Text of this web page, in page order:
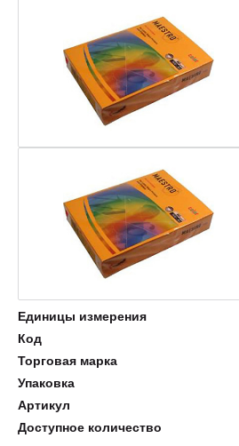
+ 1509.4
Добавить в
Единицы измерения
Код
Торговая марка
Упаковка
Артикул
Доступное количество